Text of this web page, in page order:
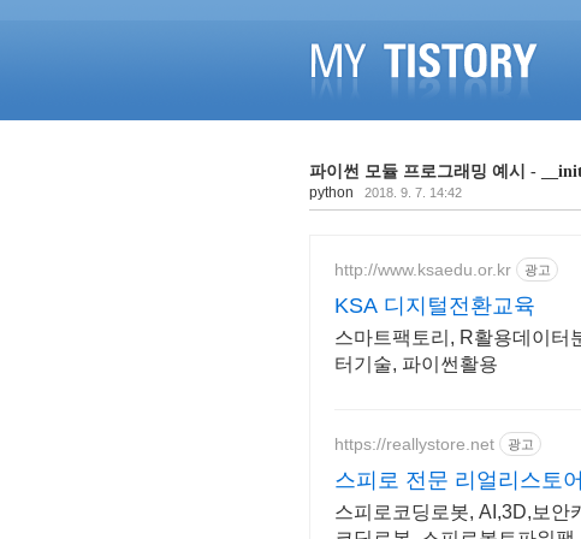
파이썬 모듈 프로그래밍 예시 -
python 2018. 9. 7. 14:42
http://www.ksaedu.or.kr 광고
KSA 디지털전환교육
스마트팩토리, R활용데이터
터기술, 파이썬활용
https://reallystore.net 광고
스피로 전문 리얼리스토
스피로코딩로봇, AI,3D,보안